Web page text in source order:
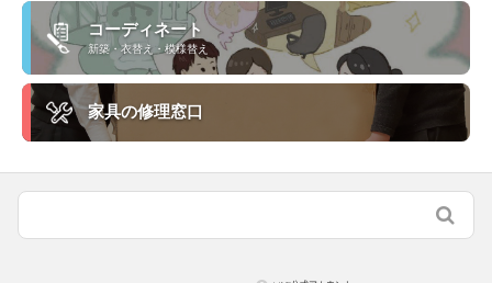
コーディネート
新築・衣替え・模様替え
家具の修理窓口